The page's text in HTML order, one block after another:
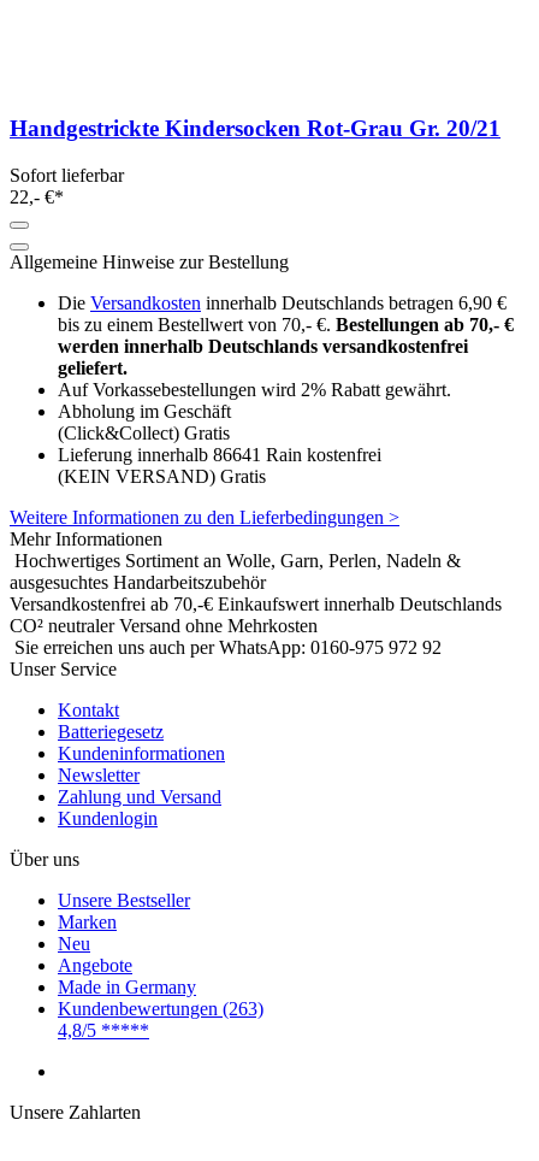
Handgestrickte Kindersocken Rot-Grau Gr. 20/21
Sofort lieferbar
22,- €*
Allgemeine Hinweise zur Bestellung
Die Versandkosten innerhalb Deutschlands betragen 6,90 €
bis zu einem Bestellwert von 70,- €. Bestellungen ab 70,- €
werden innerhalb Deutschlands versandkostenfrei
geliefert.
Auf Vorkassebestellungen wird 2% Rabatt gewährt.
Abholung im Geschäft
(Click&Collect) Gratis
Lieferung innerhalb 86641 Rain kostenfrei
(KEIN VERSAND) Gratis
Weitere Informationen zu den Lieferbedingungen >
Mehr Informationen
Hochwertiges Sortiment an Wolle, Garn, Perlen, Nadeln &
ausgesuchtes Handarbeitszubehör
Versandkostenfrei ab 70,-€ Einkaufswert innerhalb Deutschlands
CO² neutraler Versand ohne Mehrkosten
erreichen uns auch per WhatsApp: 0160-975 972 92
Unser Service
Kontakt
Batteriegesetz
Kundeninformationen
Zahlung und Versand
Über uns
Unsere Bestseller
Marken
Neu
Angebote